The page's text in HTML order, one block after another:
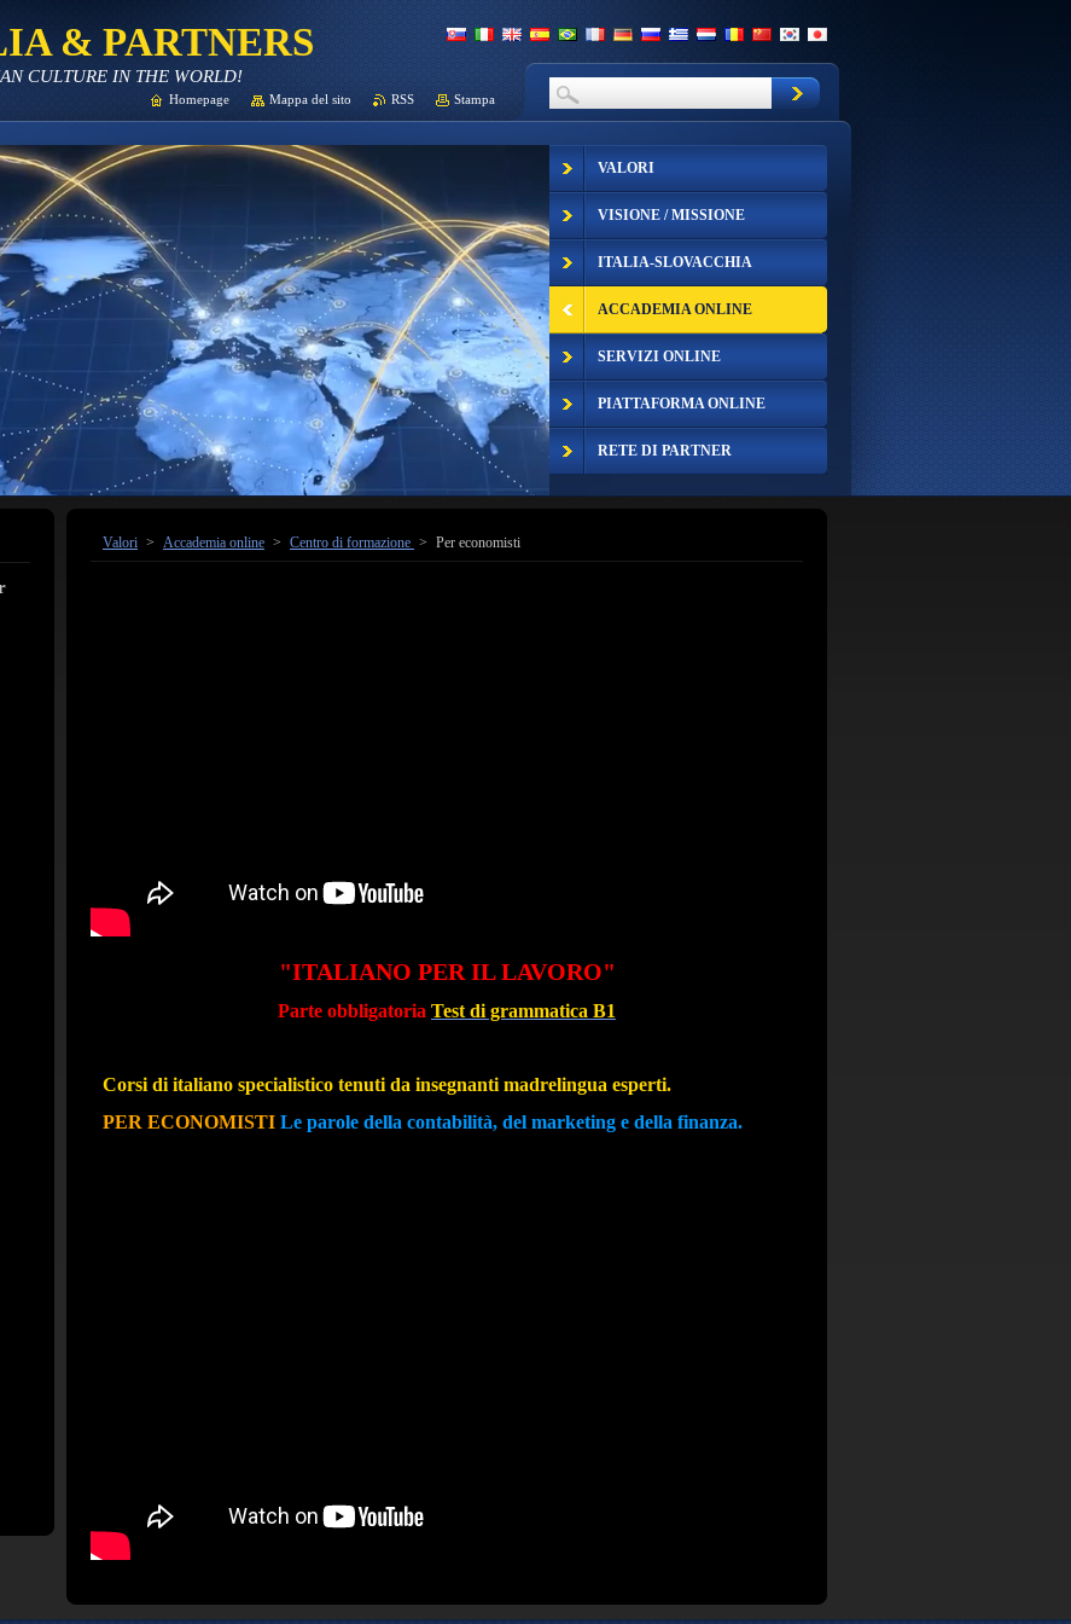
& PARTNERS
CULTURE IN THE WORLD!
Valori > Accademia online > Centro di formazione > Per economisti
"ITALIANO PER IL LAVORO"
Parte obbligatoria Test di grammatica B1
Corsi di italiano specialistico tenuti da insegnanti madrelingua esperti.
PER ECONOMISTI Le parole della contabilità, del marketing e della finanza.
VALORI
VISIONE / MISSIONE
ITALIA-SLOVACCHIA
ACCADEMIA ONLINE
SERVIZI ONLINE
PIATTAFORMA ONLINE
RETE DI PARTNER
Homepage Mappa del sito RSS Stampa